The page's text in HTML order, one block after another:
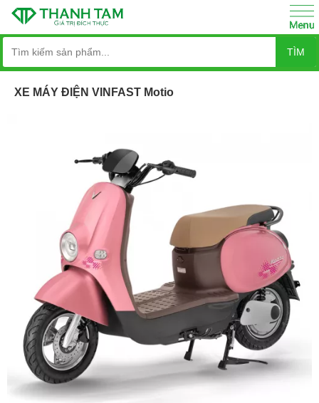
TÌM
XE MÁY ĐIỆN VINFAST Motio